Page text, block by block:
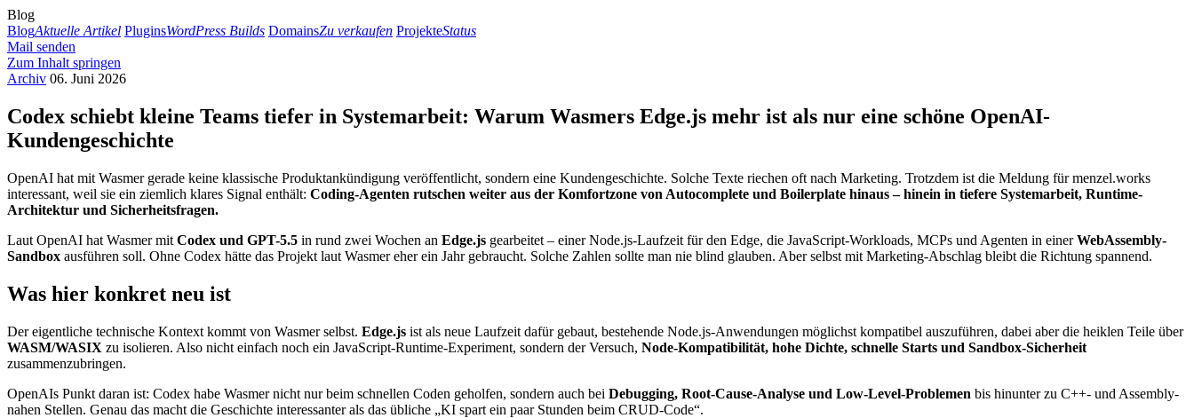
Blog
BlogAktuelle Artikel PluginsWordPress Builds DomainsZu verkaufen ProjekteStatus
Mail senden
Zum Inhalt springen
Archiv 06. Juni 2026
Codex schiebt kleine Teams tiefer in Systemarbeit: Warum Wasmers Edge.js mehr ist als nur eine schöne OpenAI-
Kundengeschichte
OpenAI hat mit Wasmer gerade keine klassische Produktankündigung veröffentlicht, sondern eine Kundengeschichte. Solche Texte riechen oft nach Marketing. Trotzdem ist die Meldung für menzel.works
interessant, weil sie ein ziemlich klares Signal enthält: Coding-Agenten rutschen weiter aus der Komfortzone von Autocomplete und Boilerplate hinaus – hinein in tiefere Systemarbeit, Runtime-
Architektur und Sicherheitsfragen.
Laut OpenAI hat Wasmer mit Codex und GPT-5.5 in rund zwei Wochen an Edge.js gearbeitet – einer Node.js-Laufzeit für den Edge, die JavaScript-Workloads, MCPs und Agenten in einerWebAssembly-
Sandbox ausführen soll. Ohne Codex hätte das Projekt laut Wasmer eher ein Jahr gebraucht. Solche Zahlen sollte man nie blind glauben. Aber selbst mit Marketing-Abschlag bleibt die Richtung spannend.
Was hier konkret neu ist
Der eigentliche technische Kontext kommt von Wasmer selbst. Edge.js ist als neue Laufzeit dafür gebaut, bestehende Node.js-Anwendungen möglichst kompatibel auszuführen, dabei aber die heiklen Teile über
WASM/WASIX zu isolieren. Also nicht einfach noch ein JavaScript-Runtime-Experiment, sondern der Versuch, Node-Kompatibilität, hohe Dichte, schnelle Starts und Sandbox-Sicherheit
zusammenzubringen.
OpenAIs Punkt daran ist: Codex habe Wasmer nicht nur beim schnellen Coden geholfen, sondern auch bei Debugging, Root-Cause-Analyse und Low-Level-Problemen bis hinunter zu C++- und Assembly-
nahen Stellen. Genau das macht die Geschichte interessanter als das übliche „KI spart ein paar Stunden beim CRUD-Code“.